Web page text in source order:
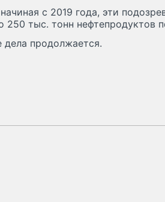
с 2019 года, эти
250 тыс. тонн нефтепродуктов
дела продолжается.